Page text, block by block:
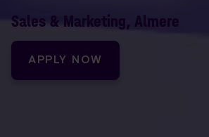
Sales & Marketing, Almere
APPLY NOW